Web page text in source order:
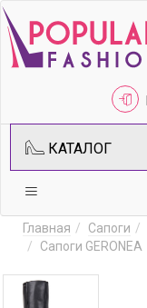
КАТАЛОГ
Главная Сапоги
Сапоги GERONEA